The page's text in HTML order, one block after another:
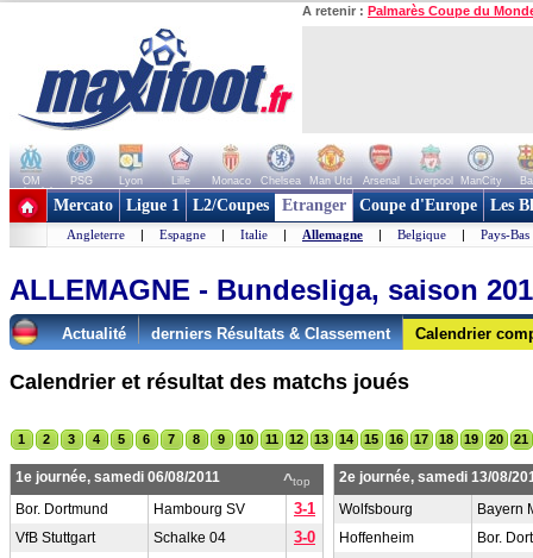
A retenir : Palmarès Coupe du
OM PSG Lyon Lille Monaco Chelsea Man Utd Arsenal Liverpool ManCity
+ de clubs
Mercato Ligue 1 L2/Coupes Etranger Coupe d'Europe Les
Angleterre | Espagne | Italie | Allemagne | Belgique | Pays-Bas
ALLEMAGNE - Bundesliga, saison
Actualité derniers Résultats & Classement Calendrier
Calendrier et résultat des matchs joués
1 2 3 4 5 6 7 8 9 10 11 12 13 14 15 16 17 18 19 20 21
^top
1e journée, samedi 06/08/2011
Bor. Dortmund
Hambourg SV 3-1
VfB Stuttgart Schalke 04 3-0
2e journée, samedi 13/08/
Wolfsbourg
Bayern
Hoffenheim
Bor.